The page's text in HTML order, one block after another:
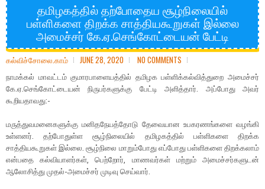
தமிழகத்தில் தற்போதைய சூழ்நிலையில்
பள்ளிகளை திறக்க சாத்தியகூறுகள் இல்லை
அமைச்சர் கே.ஏ.செங்கோட்டையன் பேட்டி
கல்விச்சோலை.காம் JUNE 28, 2020 NO COMMENTS
நாமக்கல் மாவட்டம் குமாரபாளையத்தில் தமிழக பள்ளிக்கல்வித்துறை அமைச்சர்
கே.ஏ.செங்கோட்டையன் நிருபர்களுக்கு பேட்டி அளித்தார். அப்போது அவர்
கூறியதாவது:-
மருத்துவமனைகளுக்கு மனிதநேயத்தோடு தேவையான உபகரணங்களை வழங்கி
உள்ளனர். தற்போதுள்ள சூழ்நிலையில் தமிழகத்தில் பள்ளிகளை திறக்க
சாத்தியகூறுகள் இல்லை. சூழ்நிலை மாறும்போது எப்போது பள்ளிகளை திறக்கலாம்
என்பதை கல்வியாளர்கள், பெற்றோர், மாணவர்கள் மற்றும் அமைச்சர்களுடன்
ஆலோசித்து முதல்-அமைச்சர் முடிவு செய்வார்.